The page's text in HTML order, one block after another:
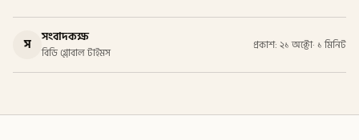
স সংবাদকক্ষ
বিডি গ্লোবাল টাইমস
প্রকাশ: ২১ অক্টো· ১ মিনিট